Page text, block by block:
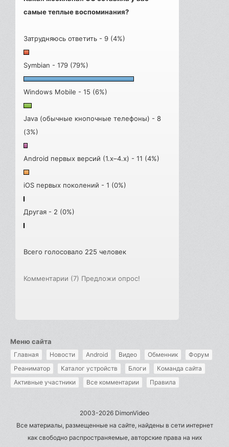
самые теплые воспоминания?
Затрудняюсь ответить - 9 (4%)
Symbian - 179 (79%)
Windows Mobile - 15 (6%)
Java (обычные кнопочные телефоны) - 8
(3%)
Android первых версий (1.x–4.x) - 11 (4%)
iOS первых поколений - 1 (0%)
Другая - 2 (0%)
Всего голосовало 225 человек
Комментарии (7) Предложи опрос!
Меню сайта
Главная Новости Android Видео Обменник
Форум
Реаниматор
Каталог устройств Блоги
Команда сайта
Активные участники
Все комментарии Правила
2003-2026 DimonVideo
Все материалы, размещенные на сайте, найдены в сети интернет
как свободно распространяемые, авторские права на них